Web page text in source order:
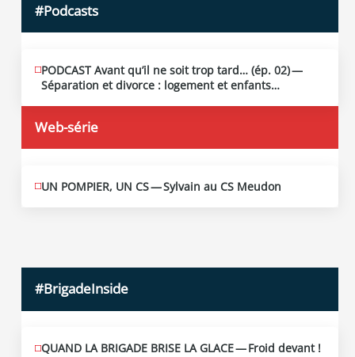
#Podcasts
MAI
13
2026
PODCAST Avant qu’il ne soit trop tard… (ép. 02) —
Séparation et divorce : logement et enfants…
Web-série
MAI
10
UN POMPIER, UN CS — Sylvain au CS Meudon
#BrigadeInside
QUAND LA BRIGADE BRISE LA GLACE — Froid devant !